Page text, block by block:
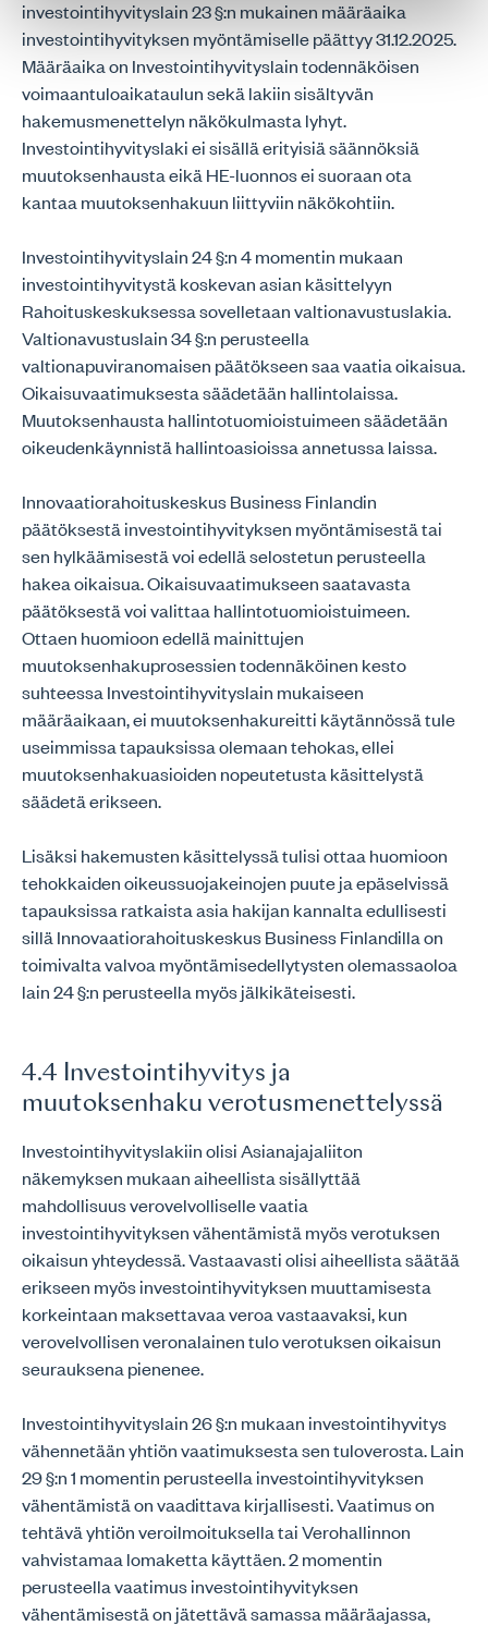
investointihyvityslain 23 §:n mukainen määräaika
investointihyvityksen myöntämiselle päättyy 31.12.2025.
Määräaika on Investointihyvityslain todennäköisen
voimaantuloaikataulun sekä lakiin sisältyvän
hakemusmenettelyn näkökulmasta lyhyt.
Investointihyvityslaki ei sisällä erityisiä säännöksiä
muutoksenhausta eikä HE-luonnos ei suoraan ota
kantaa muutoksenhakuun liittyviin näkökohtiin.
Investointihyvityslain 24 §:n 4 momentin mukaan
investointihyvitystä koskevan asian käsittelyyn
Rahoituskeskuksessa sovelletaan valtionavustuslakia.
Valtionavustuslain 34 §:n perusteella
valtionapuviranomaisen päätökseen saa vaatia oikaisua.
Oikaisuvaatimuksesta säädetään hallintolaissa.
Muutoksenhausta hallintotuomioistuimeen säädetään
oikeudenkäynnistä hallintoasioissa annetussa laissa.
Innovaatiorahoituskeskus Business Finlandin
päätöksestä investointihyvityksen myöntämisestä tai
sen hylkäämisestä voi edellä selostetun perusteella
hakea oikaisua. Oikaisuvaatimukseen saatavasta
päätöksestä voi valittaa hallintotuomioistuimeen.
Ottaen huomioon edellä mainittujen
muutoksenhakuprosessien todennäköinen kesto
suhteessa Investointihyvityslain mukaiseen
määräaikaan, ei muutoksenhakureitti käytännössä tule
useimmissa tapauksissa olemaan tehokas, ellei
muutoksenhakuasioiden nopeutetusta käsittelystä
säädetä erikseen.
Lisäksi hakemusten käsittelyssä tulisi ottaa huomioon
tehokkaiden oikeussuojakeinojen puute ja epäselvissä
tapauksissa ratkaista asia hakijan kannalta edullisesti
sillä Innovaatiorahoituskeskus Business Finlandilla on
toimivalta valvoa myöntämisedellytysten olemassaoloa
lain 24 §:n perusteella myös jälkikäteisesti.
4.4 Investointihyvitys ja
muutoksenhaku verotusmenettelyssä
Investointihyvityslakiin olisi Asianajajaliiton
näkemyksen mukaan aiheellista sisällyttää
mahdollisuus verovelvolliselle vaatia
investointihyvityksen vähentämistä myös verotuksen
oikaisun yhteydessä. Vastaavasti olisi aiheellista säätää
erikseen myös investointihyvityksen muuttamisesta
korkeintaan maksettavaa veroa vastaavaksi, kun
verovelvollisen veronalainen tulo verotuksen oikaisun
seurauksena pienenee.
Investointihyvityslain 26 §:n mukaan investointihyvitys
vähennetään yhtiön vaatimuksesta sen tuloverosta. Lain
29 §:n 1 momentin perusteella investointihyvityksen
vähentämistä on vaadittava kirjallisesti. Vaatimus on
tehtävä yhtiön veroilmoituksella tai Verohallinnon
vahvistamaa lomaketta käyttäen. 2 momentin
perusteella vaatimus investointihyvityksen
vähentämisestä on jätettävä samassa määräajassa,